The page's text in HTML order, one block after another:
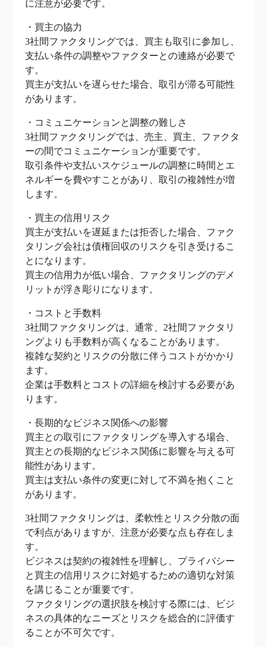
に注意が必要です。
・買主の協力
3社間ファクタリングでは、買主も取引に参加し、
支払い条件の調整やファクターとの連絡が必要で
す。
買主が支払いを遅らせた場合、取引が滞る可能性
があります。
・コミュニケーションと調整の難しさ
3社間ファクタリングでは、売主、買主、ファクタ
ーの間でコミュニケーションが重要です。
取引条件や支払いスケジュールの調整に時間とエ
ネルギーを費やすことがあり、取引の複雑性が増
します。
・買主の信用リスク
買主が支払いを遅延または拒否した場合、ファク
タリング会社は債権回収のリスクを引き受けるこ
とになります。
買主の信用力が低い場合、ファクタリングのデメ
リットが浮き彫りになります。
・コストと手数料
3社間ファクタリングは、通常、2社間ファクタリ
ングよりも手数料が高くなることがあります。
複雑な契約とリスクの分散に伴うコストがかかり
ます。
企業は手数料とコストの詳細を検討する必要があ
ります。
・長期的なビジネス関係への影響
買主との取引にファクタリングを導入する場合、
買主との長期的なビジネス関係に影響を与える可
能性があります。
買主は支払い条件の変更に対して不満を抱くこと
があります。
3社間ファクタリングは、柔軟性とリスク分散の面
で利点がありますが、注意が必要な点も存在しま
す。
ビジネスは契約の複雑性を理解し、プライバシー
と買主の信用リスクに対処するための適切な対策
を講じることが重要です。
ファクタリングの選択肢を検討する際には、ビジ
ネスの具体的なニーズとリスクを総合的に評価す
ることが不可欠です。